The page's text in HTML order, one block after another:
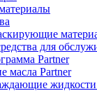
для
Partner
масла Partner
жидкости